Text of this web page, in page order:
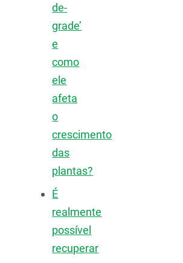
de-
grade’
e
como
ele
afeta
o
crescimento
das
plantas?
É
realmente
possível
recuperar